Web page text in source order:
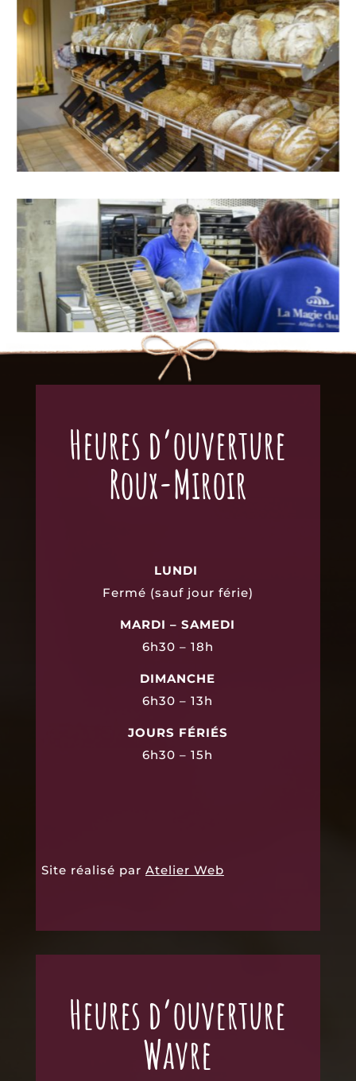
Heures d’ouverture
Roux-Miroir
LUNDI
Fermé (sauf jour férie)
MARDI – SAMEDI
6h30 – 18h
DIMANCHE
6h30 – 13h
JOURS FÉRIÉS
6h30 – 15h
Site réalisé par Atelier Web
Heures d’ouverture
Wavre